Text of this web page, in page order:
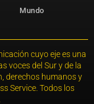
Mundo
cuyo eje es una
voces del Sur y de la
derechos humanos y
Service. Todos los